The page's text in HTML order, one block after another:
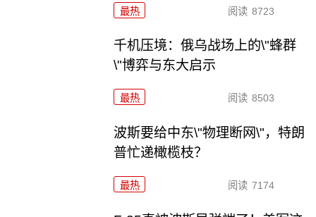
最热 阅读 8723
千机压境：俄乌战场上的\"蜂群
\"博弈与东大启示
最热 阅读 8503
波斯要给中东\"物理断网\"，特朗
普忙递橄榄枝？
最热 阅读 7174